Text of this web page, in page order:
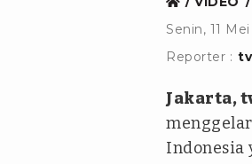
Senin, 11
Reporter :
Jakarta,
Indonesia